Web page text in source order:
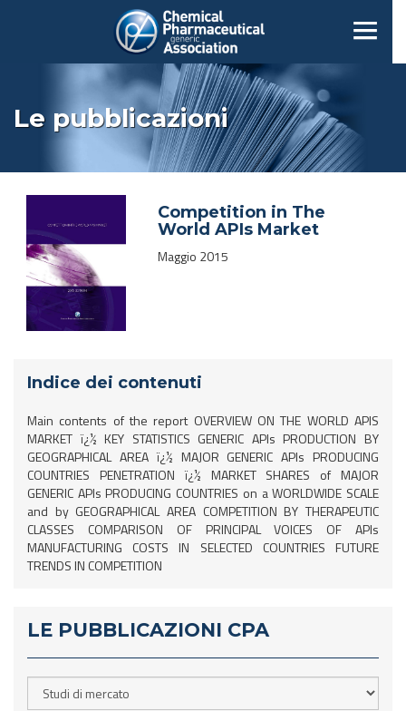
Le pubblicazioni
Competition in The
World APIs Market
Maggio 2015
Indice dei contenuti
Main contents of the report OVERVIEW ON THE WORLD APIS
MARKET ï¿½ KEY STATISTICS GENERIC APIs PRODUCTION BY
GEOGRAPHICAL AREA ï¿½ MAJOR GENERIC APIs PRODUCING
COUNTRIES PENETRATION ï¿½ MARKET SHARES of MAJOR
GENERIC APIs PRODUCING COUNTRIES on a WORLDWIDE SCALE
and by GEOGRAPHICAL AREA COMPETITION BY THERAPEUTIC
CLASSES COMPARISON OF PRINCIPAL VOICES OF APIs
MANUFACTURING COSTS IN SELECTED COUNTRIES FUTURE
TRENDS IN COMPETITION
LE PUBBLICAZIONI CPA